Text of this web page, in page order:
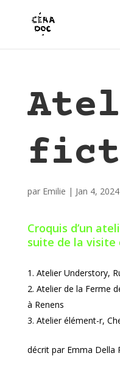
par Emilie | Jan 4, 2024
Croquis d’un
suite de la
Atelier Understory,
Atelier de la Ferme
à Renens
Atelier élément-r,
décrit par Emma Della